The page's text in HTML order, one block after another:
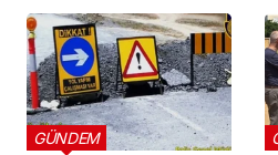
etmeyeceğimizin en
açık kanıtıdır”
GÜNDEM